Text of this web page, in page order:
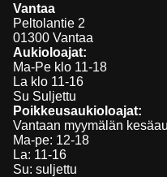
Vantaa
Peltolantie 2
01300 Vantaa
Aukioloajat:
Ma-Pe klo 11-18
La klo 11-16
Su Suljettu
Poikkeusaukioloajat:
Vantaan myymälän
Ma-pe: 12-18
La: 11-16
Su: suljettu